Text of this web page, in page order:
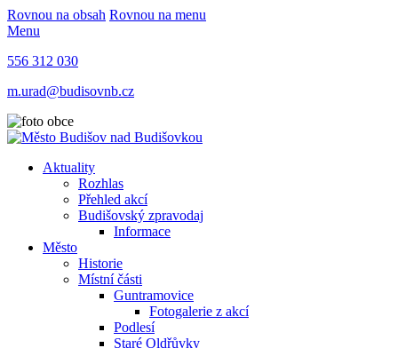
Rovnou na obsah Rovnou na menu
Menu
556 312 030
m.urad@budisovnb.cz
Aktuality
Rozhlas
Přehled akcí
Budišovský zpravodaj
Informace
Město
Historie
Místní části
Guntramovice
Fotogalerie z akcí
Podlesí
Staré Oldřůvky